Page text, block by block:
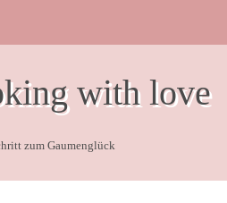
with love
zum Gaumenglück